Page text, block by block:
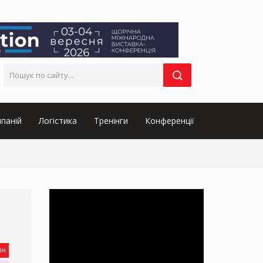
Логістика Тренінги Конференції